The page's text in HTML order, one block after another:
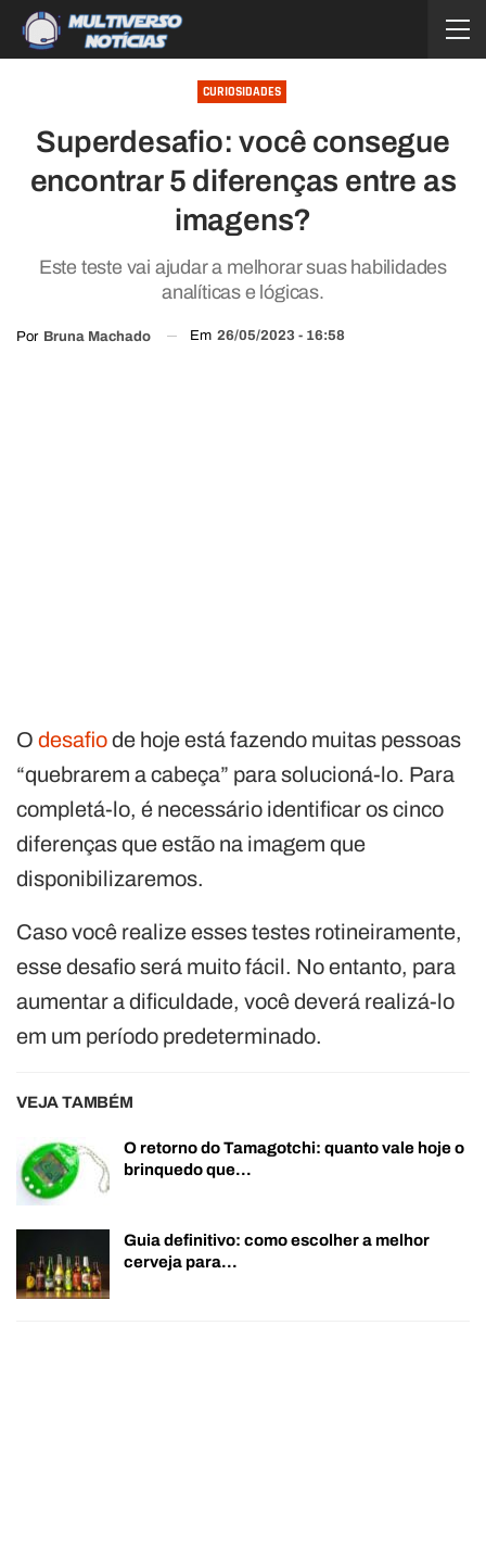
CURIOSIDADES
Superdesafio: você consegue
encontrar 5 diferenças entre as
imagens?
Este teste vai ajudar a melhorar suas habilidades
analíticas e lógicas.
Por Bruna Machado Em 26/05/2023 - 16:58
O desafiode hoje está fazendo muitas pessoas
“quebrarem a cabeça” para solucioná-lo. Para
completá-lo, é necessário identificar os cinco
diferenças que estão na imagem que
disponibilizaremos.
Caso você realize esses testes rotineiramente,
esse desafio será muito fácil. No entanto, para
aumentar a dificuldade, você deverá realizá-lo
em um período predeterminado.
VEJA TAMBÉM
O retorno do Tamagotchi: quanto vale hoje o
brinquedo que…
Guia definitivo: como escolher a melhor
cerveja para…